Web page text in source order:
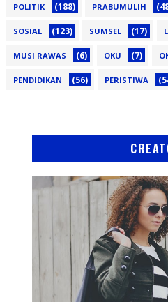
POLITIK (188) PRABUMULIH
SOSIAL (123) SUMSEL (17)
MUSI RAWAS (6) OKU (7)
PENDIDIKAN (56) PERISTIWA